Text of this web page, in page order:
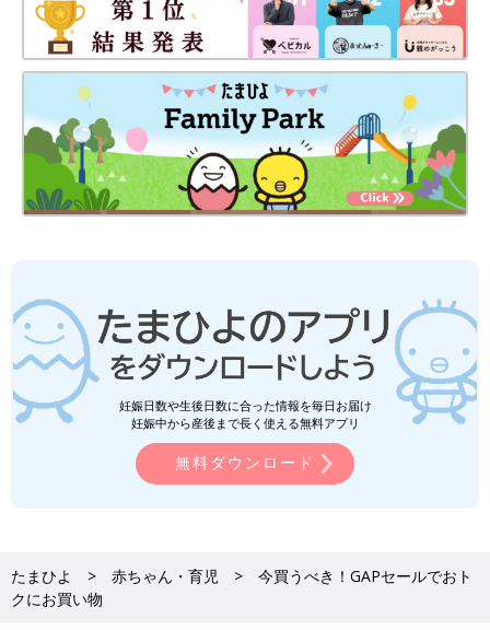
妊娠日数や生後日数に合った情報を毎日お届け
妊娠中から産後まで長く使える無料アプリ
無料ダウンロード
たまひよ 赤ちゃん・育児
今買うべき！GAPセールでおト
クにお買い物